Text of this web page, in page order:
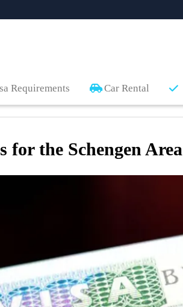
Requirements Car Rental
for the Schengen Area